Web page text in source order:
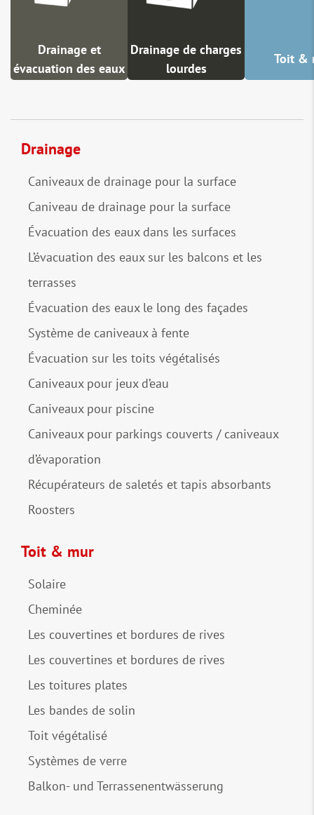
Drainage et
évacuation des eaux
Drainage de charges
lourdes
Toit &
Drainage
Caniveaux de drainage pour la surface
Caniveau de drainage pour la surface
Évacuation des eaux dans les surfaces
L’évacuation des eaux sur les balcons et les
terrasses
Évacuation des eaux le long des façades
Système de caniveaux à fente
Évacuation sur les toits végétalisés
Caniveaux pour jeux d’eau
Caniveaux pour piscine
Caniveaux pour parkings couverts / caniveaux
d’évaporation
Récupérateurs de saletés et tapis absorbants
Roosters
Toit & mur
Solaire
Cheminée
Les couvertines et bordures de rives
Les couvertines et bordures de rives
Les toitures plates
Les bandes de solin
Toit végétalisé
Systèmes de verre
Balkon- und Terrassenentwässerung